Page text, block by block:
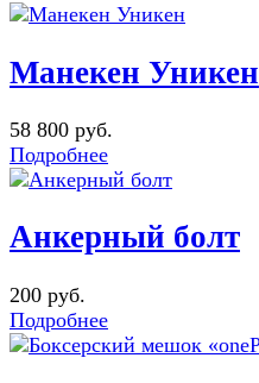
Манекен Уникен
58 800 руб.
Подробнее
Анкерный болт
200 руб.
Подробнее